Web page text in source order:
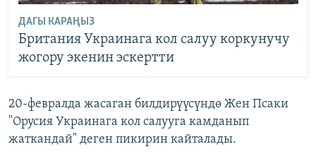
ДАГЫ КАРАҢЫЗ
Британия Украинага кол салуу коркунучу
жогору экенин эскертти
20-февралда жасаган билдирүүсүндө Жен Псаки
"Орусия Украинага кол салууга камданып
жаткандай" деген пикирин кайталады.